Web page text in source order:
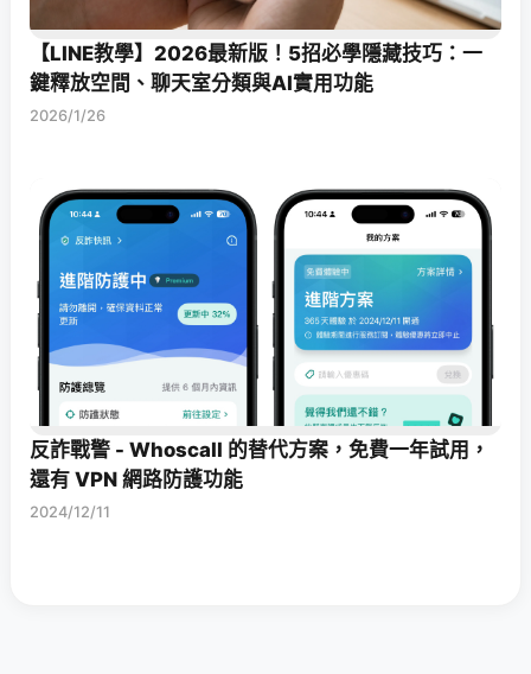
【LINE教學】2026最新版！5招必學隱藏技巧：一
鍵釋放空間、聊天室分類與AI實用功能
2026/1/26
反詐戰警 - Whoscall 的替代方案，免費一年試用，
還有 VPN 網路防護功能
2024/12/11